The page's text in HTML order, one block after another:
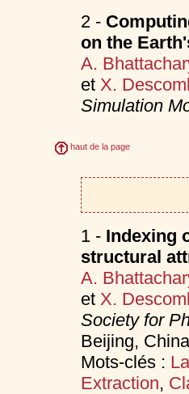
2 -
on the
A.
et X.
Simulation
haut de la page
1 - Indexing
structural
A.
et X.
Society for
Beijing,
Mots-clés :
Extraction,